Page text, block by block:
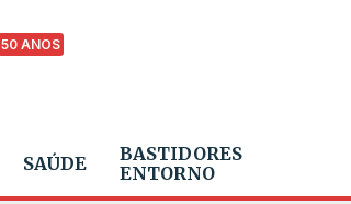
50 ANOS
SAÚDE
BASTIDORES
ENTORNO